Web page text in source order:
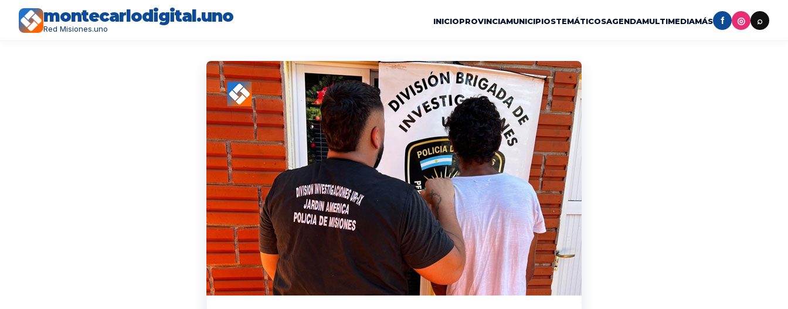
montecarlodigital.uno
Red Misiones.uno
INICIOPROVINCIAMUNICIPIOSTEMÁTICOSAGENDAMULTIMEDIAMÁS f ◎ ⌕